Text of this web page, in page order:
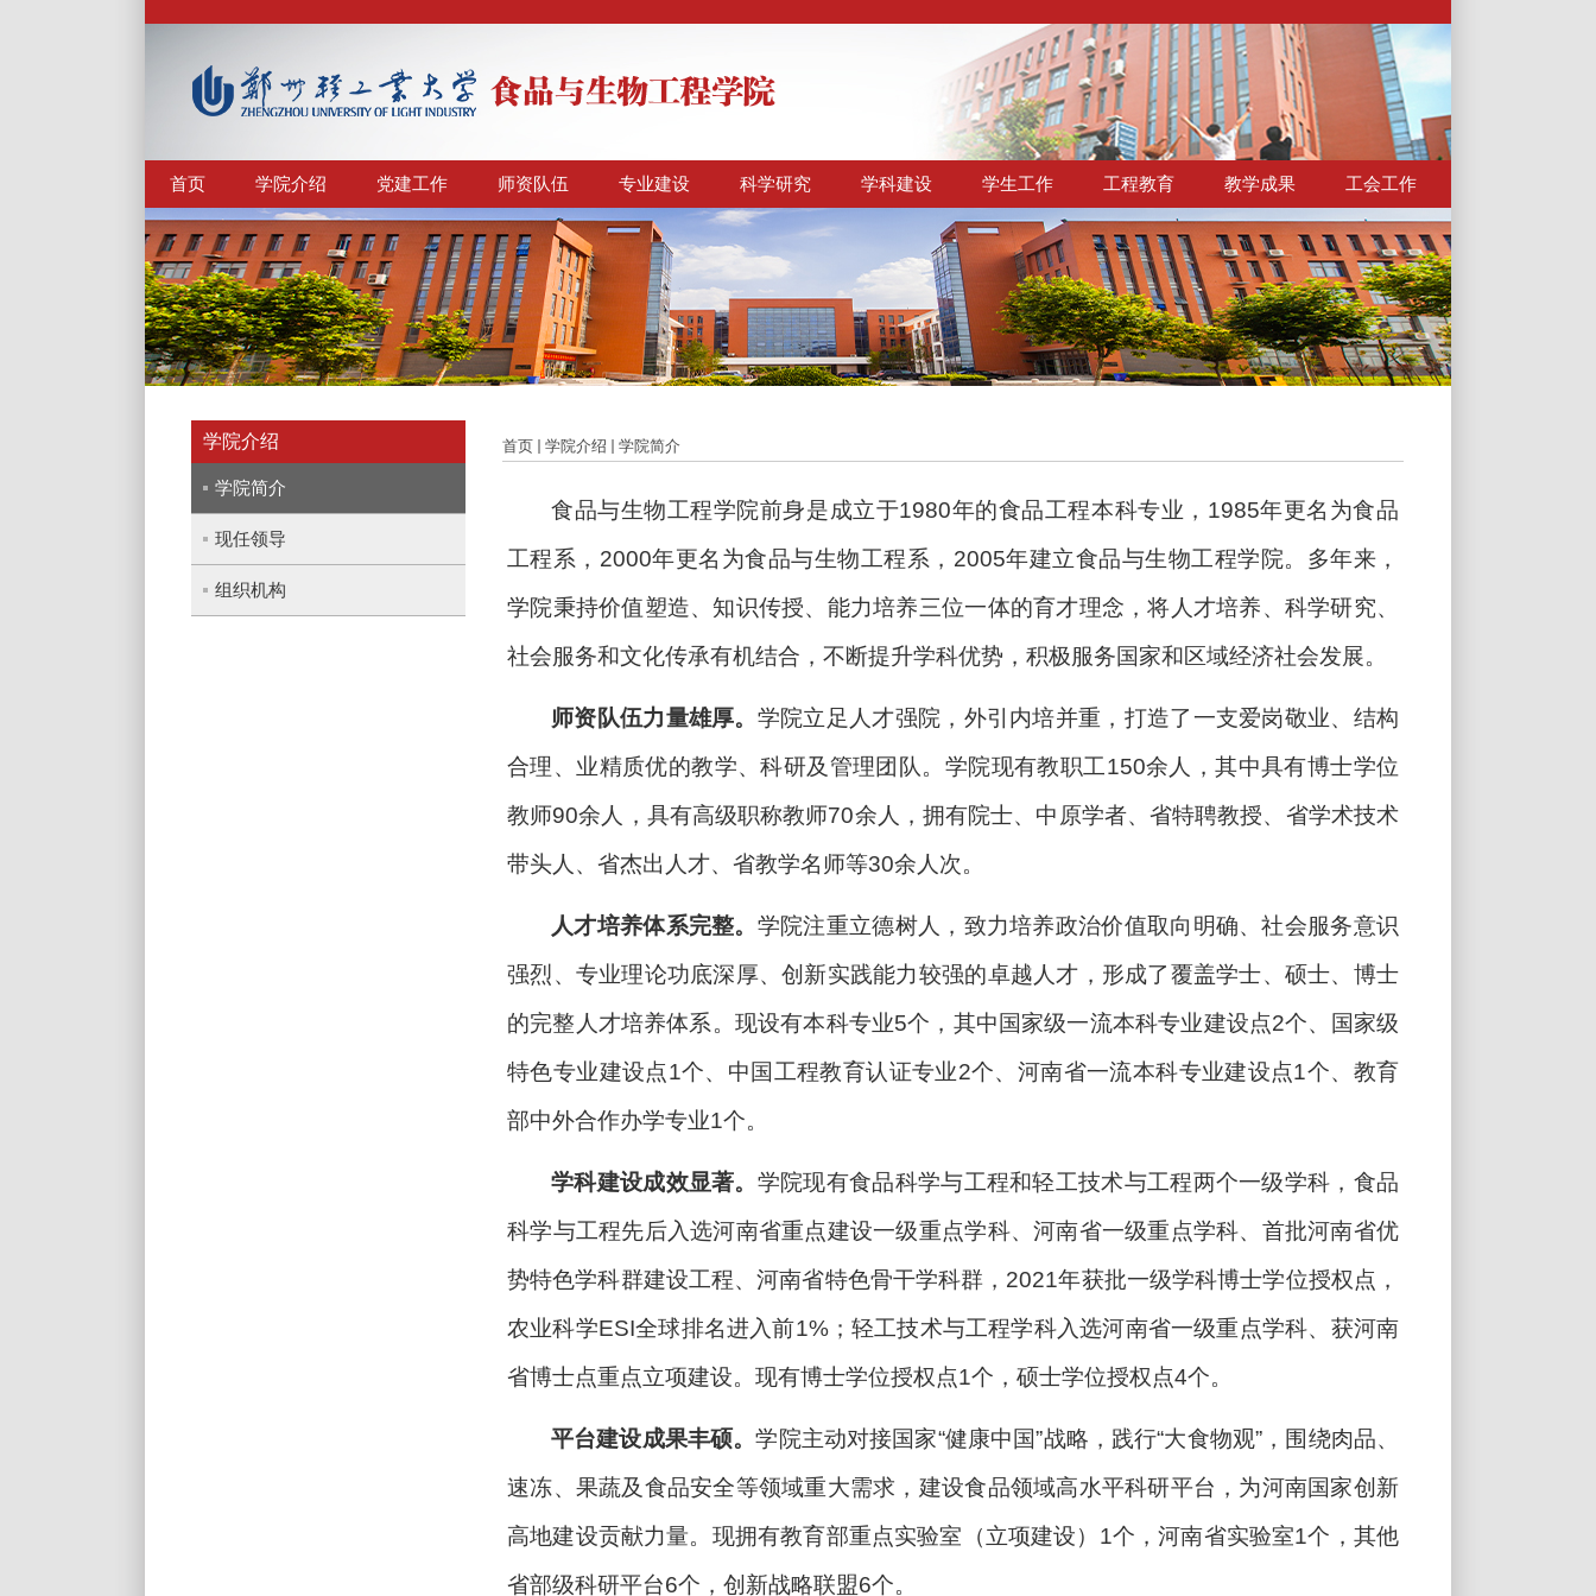
首页 学院介绍 党建工作 师资队伍 专业建设 科学研究 学科建设 学生工作 工程教育 教学成果 工会工作
学院介绍
学院简介
现任领导
组织机构
首页 学院介绍 学院简介
食品与生物工程学院前身是成立于1980年的食品工程本科专业， 1985年更名为食品
工程系， 2000年更名为食品与生物工程系， 2005年建立食品与生物工程学院。多年来，
学院秉持价值塑造、知识传授、能力培养三位一体的育才理念，将人才培养、科学研究、
社会服务和文化传承有机结合，不断提升学科优势，积极服务国家和区域经济社会发展。
师资队伍力量雄厚。 学院立足人才强院，外引内培并重，打造了一支爱岗敬业、结构
合理、业精质优的教学、科研及管理团队。学院现有教职工150余人，其中具有博士学位
教师90余人，具有高级职称教师70余人，拥有院士、中原学者、省特聘教授、省学术技术
带头人、省杰出人才、省教学名师等30余人次。
人才培养体系完整。 学院注重立德树人，致力培养政治价值取向明确、社会服务意识
强烈、专业理论功底深厚、创新实践能力较强的卓越人才，形成了覆盖学士、硕士、博士
的完整人才培养体系。现设有本科专业5个，其中国家级一流本科专业建设点2个、国家级
特色专业建设点1个、中国工程教育认证专业2个、河南省一流本科专业建设点1个、教育
部中外合作办学专业1个。
学科建设成效显著。 学院现有食品科学与工程和轻工技术与工程两个一级学科，食品
科学与工程先后入选河南省重点建设一级重点学科、河南省一级重点学科、首批河南省优
势特色学科群建设工程、河南省特色骨干学科群， 2021年获批一级学科博士学位授权点，
农业科学ESI全球排名进入前1%；轻工技术与工程学科入选河南省一级重点学科、获河南
省博士点重点立项建设。现有博士学位授权点1个，硕士学位授权点4个。
平台建设成果丰硕。学院主动对接国家“健康中国”战略，践行“大食物观”，围绕肉品、
速冻、果蔬及食品安全等领域重大需求，建设食品领域高水平科研平台，为河南国家创新
高地建设贡献力量。现拥有教育部重点实验室（立项建设） 1个，河南省实验室1个，其他
省部级科研平台6个，创新战略联盟6个。